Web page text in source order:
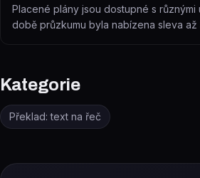
Placené plány jsou dostupné s různými
době průzkumu byla nabízena sleva
Kategorie
Překlad: text na řeč